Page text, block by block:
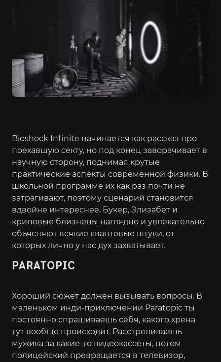
Bioshock Infinite начинается как рассказ про
поехавшую секту, но под конец заворачивает в
научную сторону, поднимая крутые
практические аспекты современной физики. В
школьной программе их как раз почти не
затрагивают, поэтому сценарий становится
вдвойне интереснее. Букер, Элизабет и
криповые близнецы наглядно и увлекательно
объясняют всякие квантовые штуки, от
которых лично у нас дух захватывает.
PARATOPIC
Хороший сюжет должен вызывать вопросы. В
маленьком инди-приключении Paratopic ты
постоянно спрашиваешь себя, какого хрена
тут вообще происходит. Расстреливаешь
мужика за какие-то видеокассеты, потом
полицейский превращается в телевизор,